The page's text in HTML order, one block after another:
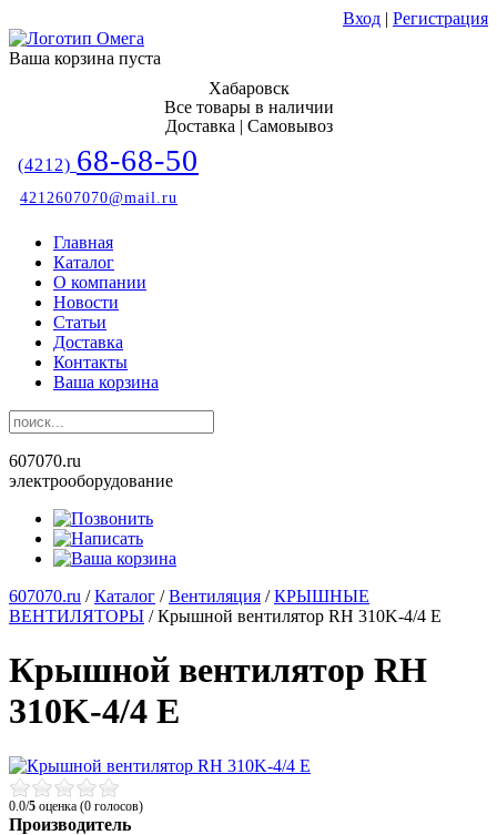
Вход | Регистрация
Ваша корзина пуста
Хабаровск
Все товары в наличии
Доставка | Самовывоз
(4212) 68-68-50
4212607070@mail.ru
Главная
Каталог
О компании
Новости
Статьи
Доставка
Контакты
Ваша корзина
607070.ru
электрооборудование
607070.ru /Каталог /Вентиляция /КРЫШНЫЕ
ВЕНТИЛЯТОРЫ /Крышной вентилятор RH 310K-4/4 E
Крышной вентилятор RH
310K-4/4 E
0.0/5 оценка (0 голосов)
Производитель